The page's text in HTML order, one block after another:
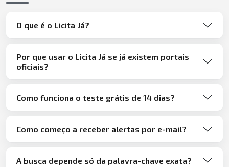
O que é o Licita Já?
Por que usar o Licita Já se já existem portais
oficiais?
Como funciona o teste grátis de 14 dias?
Como começo a receber alertas por e-mail?
A busca depende só da palavra-chave exata?